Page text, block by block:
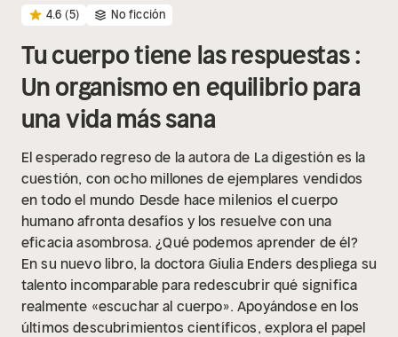
4.6 (5) No ficción
Tu cuerpo tiene las respuestas :
Un organismo en equilibrio para
una vida más sana
El esperado regreso de la autora de La digestión es la
cuestión, con ocho millones de ejemplares vendidos
en todo el mundo Desde hace milenios el cuerpo
humano afronta desafíos y los resuelve con una
eficacia asombrosa. ¿Qué podemos aprender de él?
En su nuevo libro, la doctora Giulia Enders despliega su
talento incomparable para redescubrir qué significa
realmente «escuchar al cuerpo». Apoyándose en los
últimos descubrimientos científicos, explora el papel